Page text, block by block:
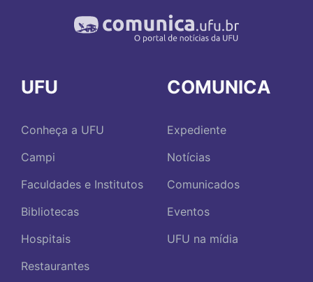
UFU
Conheça a UFU
Campi
Faculdades e Institutos
Bibliotecas
Hospitais
Restaurantes
COMUNICA
Expediente
Notícias
Comunicados
Eventos
UFU na mídia